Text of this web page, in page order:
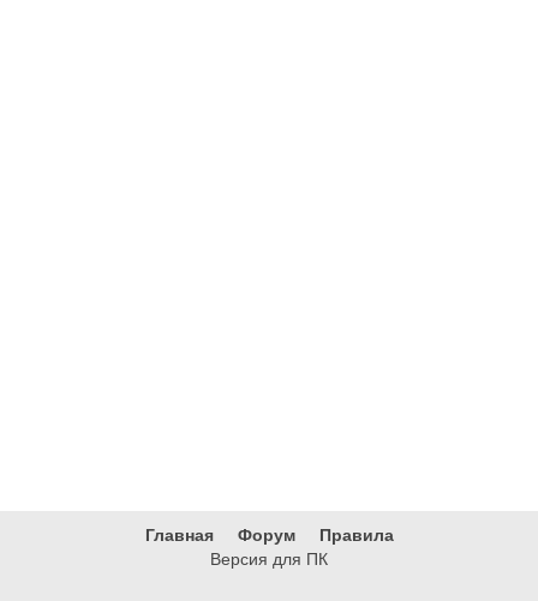
Главная Форум
Правила
Версия для ПК